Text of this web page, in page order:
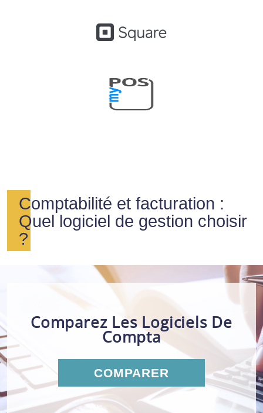
Comptabilité et facturation :
Quel logiciel de gestion choisir
?
Comparez Les Logiciels De
Compta
COMPARER